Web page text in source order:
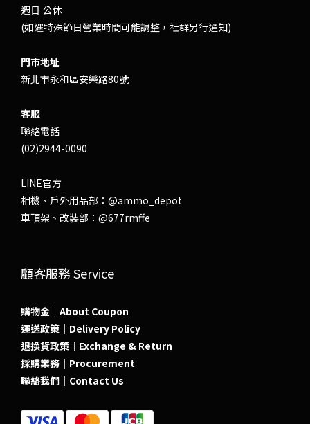
週日 公休
(如遇特殊節日營業時間可能調整，社群另行通知)
門市地址
新北市永和區安樂路80號
客服
聯絡電話
(02)2944-0090
LINE官方
相機、戶外用品部： @ammo_depot
車頂架、改裝部： @677rmffe
顧客服務 Service
購物金｜About Coupon
運送政策｜Delivery Policy
退換貨政策｜Exchange & Return
採購業務｜Procurement
聯絡我們｜Contact Us